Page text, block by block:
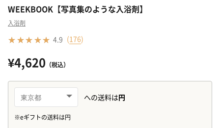
WEEKBOOK【写真集のような入浴剤】
入浴剤
4.9 (176)
¥4,620 （税込）